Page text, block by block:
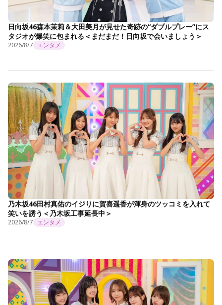
日向坂46森本茉莉＆大田美月が見せた奇跡の“ダブルプレー”にス
タジオが爆笑に包まれる＜まだまだ！日向坂で会いましょう＞
2026/8/7 エンタメ
乃木坂46田村真佑のイジりに賀喜遥香が渾身のツッコミを入れて
笑いを誘う＜乃木坂工事延長中＞
2026/8/7 エンタメ